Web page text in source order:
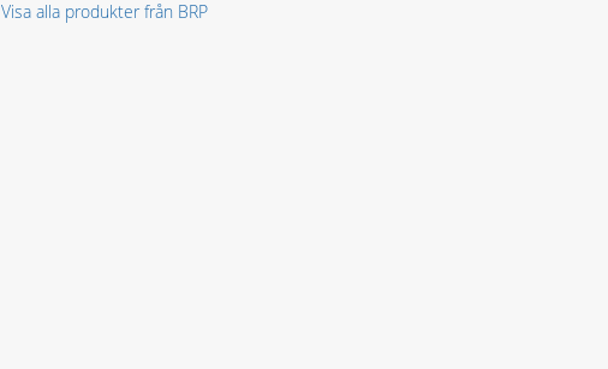
Visa alla produkter från BRP